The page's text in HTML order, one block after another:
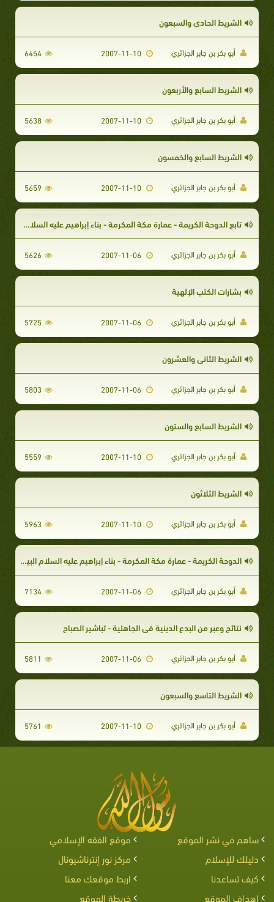
الشريط الحادي والسبعون
أبو بكر بن جابر الجزائري 6454
الشريط السابع والأربعون
أبو بكر بن جابر الجزائري 5638
الشريط السابع والخمسون
أبو بكر بن جابر الجزائري 5659
تابع الدوحة الكريمة - عمارة مكة المكرمة - بناء إبراهيم عليه السلام البيت العتيق - سلسلة الطهر
أبو بكر بن جابر الجزائري 5626
بشارات الكتب الإلهية
أبو بكر بن جابر الجزائري 5725
الشريط الثاني والعشرون
أبو بكر بن جابر الجزائري 5803
الشريط السابع والستون
أبو بكر بن جابر الجزائري 5559
الشريط الثلاثون
أبو بكر بن جابر الجزائري 5963
الدوحة الكريمة - عمارة مكة المكرمة - بناء إبراهيم عليه السلام البيت العتيق - سلسلة الطهر
أبو بكر بن جابر الجزائري 7134
نتائج وعبر من البدع الدينية في الجاهلية - تباشير الصباح
أبو بكر بن جابر الجزائري 5811
الشريط التاسع والسبعون
أبو بكر بن جابر الجزائري 5761
ساهم في نشر الموقع
موقع الفقه الإسلامي
دليلك للإسلام
مركز نور إنترناشيونال
كيف تساعدنا
اربط موقعك معنا
اهداف الموقع
خريطة الموقع